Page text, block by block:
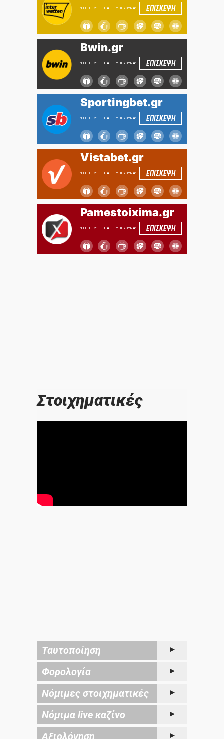
"ΕΕΕΠ | 21+ | ΠΑΙΞΕ ΥΠΕΥΘΥΝΑ" ΕΠΙΣΚΕΨΗ
Bwin.gr
"ΕΕΕΠ | 21+ | ΠΑΙΞΕ ΥΠΕΥΘΥΝΑ" ΕΠΙΣΚΕΨΗ
Sportingbet.gr
"ΕΕΕΠ | 21+ | ΠΑΙΞΕ ΥΠΕΥΘΥΝΑ" ΕΠΙΣΚΕΨΗ
Vistabet.gr
"ΕΕΕΠ | 21+ | ΠΑΙΞΕ ΥΠΕΥΘΥΝΑ" ΕΠΙΣΚΕΨΗ
Pamestoixima.gr
"ΕΕΕΠ | 21+ | ΠΑΙΞΕ ΥΠΕΥΘΥΝΑ" ΕΠΙΣΚΕΨΗ
Στοιχηματικές
Ταυτοποίηση
Φορολογία
Νόμιμες στοιχηματικές
Νόμιμα live καζίνο
Αξιολόγηση